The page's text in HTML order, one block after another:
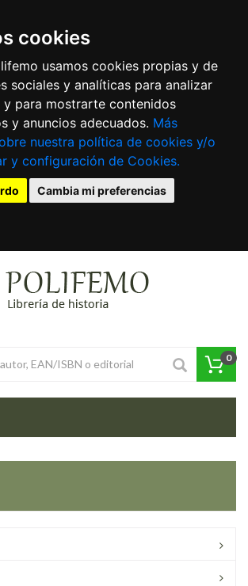
cookies
usamos cookies propias y de
sociales y analíticas para analizar
para mostrarte contenidos
y anuncios adecuados. Más
nuestra política de cookies y/o
y configuración de Cookies.
Cambia mi preferencias
0